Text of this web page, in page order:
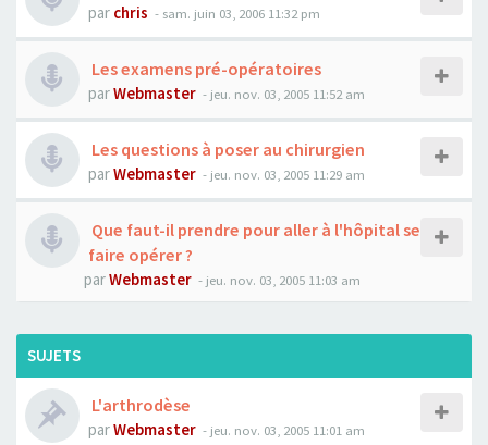
par chris - sam. juin 03, 2006 11:32 pm
Les examens pré-opératoires
parWebmaster - jeu. nov. 03, 2005 11:52 am
Les questions à poser au chirurgien
parWebmaster - jeu. nov. 03, 2005 11:29 am
Que faut-il prendre pour aller à l'hôpital se
faire opérer ?
parWebmaster - jeu. nov. 03, 2005 11:03 am
SUJETS
L'arthrodèse
parWebmaster - jeu. nov. 03, 2005 11:01 am